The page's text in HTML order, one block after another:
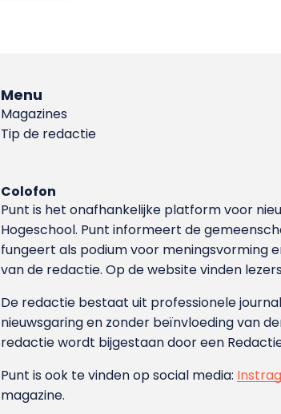
Menu
Magazines
Tip de redactie
Colofon
Punt is het onafhankelijke platform voor
Hoge­school. Punt informeert de
fungeert als podium voor meningsvorming
van de redactie. Op de website vinden
De redactie bestaat uit professionele
nieuwsgaring en zonder beïnvloeding van
redactie wordt bijgestaan door een
Punt is ook te vinden op social media:
magazine.